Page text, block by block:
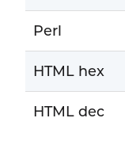
Perl
HTML hex
HTML dec